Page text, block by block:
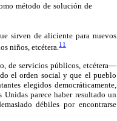
método de solución de
sirven de aliciente para nuevos
niños, etcétera.11
de servicios públicos, etcétera—
el orden social y que el pueblo
elegidos democráticamente,
parece haber resultado un
débiles por encontrarse